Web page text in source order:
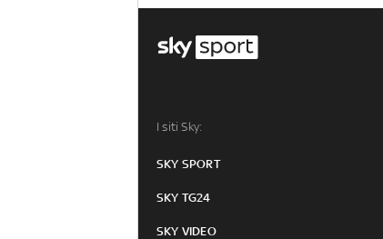
I siti Sky:
SKY SPORT
SKY TG24
SKY VIDEO